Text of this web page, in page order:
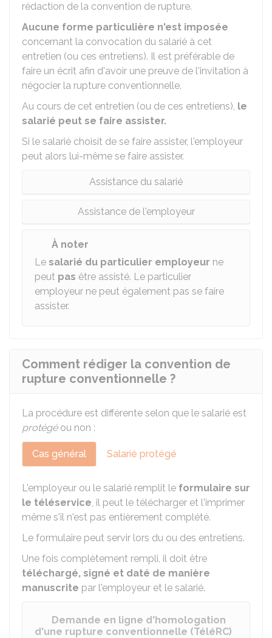
rédaction de la convention de rupture.
Aucune forme particulière n'est imposée
concernant la convocation du salarié à cet
entretien (ou ces entretiens). Il est préférable de
faire un écrit afin d'avoir une preuve de l'invitation à
négocier la rupture conventionnelle.
Au cours de cet entretien (ou de ces entretiens), le
salarié peut se faire assister.
Si le salarié choisit de se faire assister, l'employeur
peut alors lui-même se faire assister.
Assistance du salarié
Assistance de l'employeur
À noter
Le salarié du particulier employeur ne
peut pas être assisté. Le particulier
employeur ne peut également pas se faire
assister.
Comment rédiger la convention de
rupture conventionnelle ?
La procédure est différente selon que le salarié est
protégéou non :
Cas général Salarié protégé
L'employeur ou le salarié remplit le formulaire sur
le téléservice, il peut le télécharger et l'imprimer
même s'il n'est pas entièrement complété.
Le formulaire peut servir lors du ou des entretiens.
Une fois complètement rempli, il doit être
téléchargé, signé et daté de manière
manuscrite par l'employeur et le salarié.
Demande en ligne d'homologation
d'une rupture conventionnelle (TéléRC)